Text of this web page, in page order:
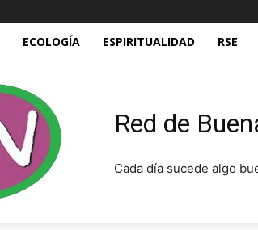
ECOLOGÍA ESPIRITUALIDAD RSE
Red de
Cada día sucede algo